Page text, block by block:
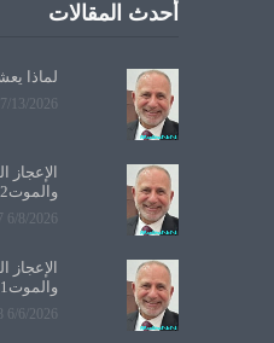
أحدث المقالات
لماذا
7/13/2026 2:27:26 PM
والموت2
6/8/2026 6:11:07 PM
والموت1
6/6/2026 4:24:58 PM